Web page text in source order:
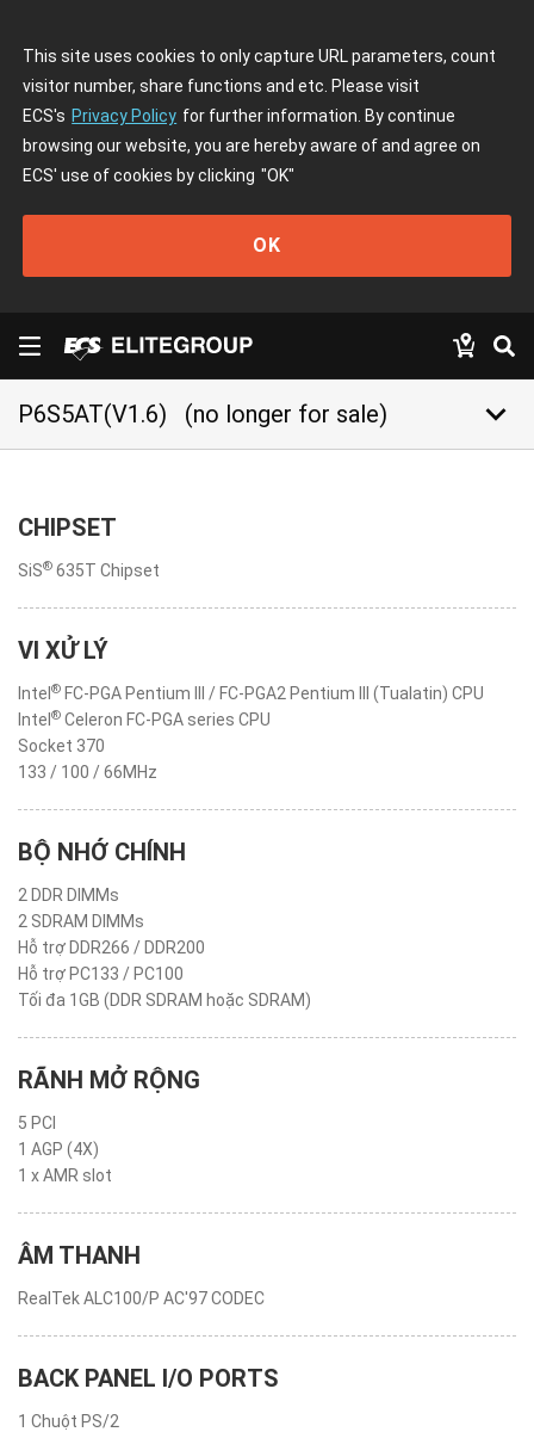
This site uses cookies to only capture URL parameters, count
visitor number, share functions and etc. Please visit
ECS's Privacy Policy for further information. By continue
browsing our website, you are hereby aware of and agree on
ECS' use of cookies by clicking "OK"
OK
P6S5AT(V1.6) (no longer for sale) keyboard_arrow_down
CHIPSET
SiS® 635T Chipset
VI XỬ LÝ
Intel ® FC-PGA Pentium III / FC-PGA2 Pentium III (Tualatin) CPU
Intel ® Celeron FC-PGA series CPU
Socket 370
133 / 100 / 66MHz
BỘ NHỚ CHÍNH
2 DDR DIMMs
2 SDRAM DIMMs
Hỗ trợ DDR266 / DDR200
Hỗ trợ PC133 / PC100
Tối đa 1GB (DDR SDRAM hoặc SDRAM)
RÃNH MỞ RỘNG
5 PCI
1 AGP (4X)
1 x AMR slot
ÂM THANH
RealTek ALC100/P AC'97 CODEC
BACK PANEL I/O PORTS
1 Chuột PS/2